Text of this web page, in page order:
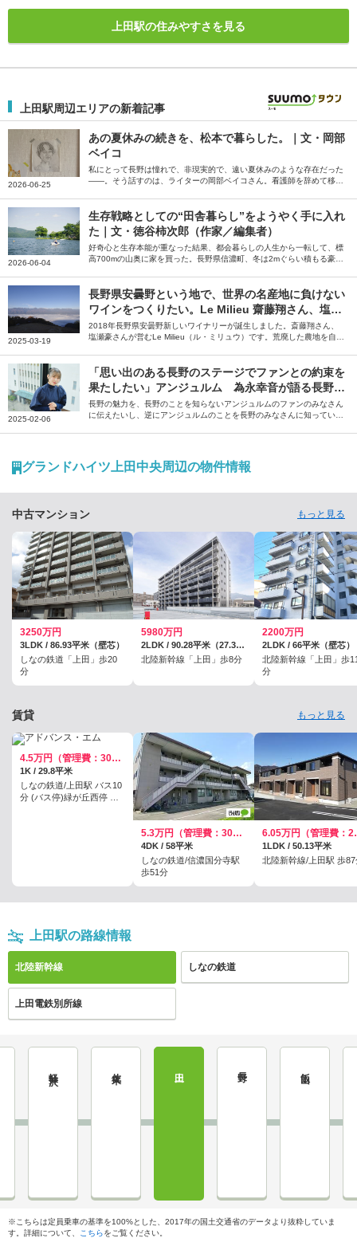
上田駅の住みやすさを見る
上田駅周辺エリアの新着記事
2026-06-25
あの夏休みの続きを、松本で暮らした。｜文・岡部
ベイコ
私にとって長野は憧れで、非現実的で、遠い夏休みのような存在だった
――。そう話すのは、ライターの岡部ベイコさん。看護師を辞めて移住
2026-06-04
生存戦略としての“田舎暮らし”をようやく手に入れ
た｜文・徳谷柿次郎（作家／編集者）
好奇心と生存本能が重なった結果、都会暮らしの人生から一転して、標
高700mの山奥に家を買った。長野県信濃町、冬は2mぐらい積もる豪雪
舎暮らしについて綴っていただきました。
2025-03-19
長野県安曇野という地で、世界の名産地に負けない
ワインをつくりたい。Le Milieu 齋藤翔さん、塩瀬
豪さん【ジモトグラフィー】
2018年長野県安曇野新しいワイナリーが誕生しました。斎藤翔さん、
塩瀬豪さんが営むLe Milieu（ル・ミリュウ）です。荒廃した農地を自分
理想の暮らしがかなう安曇野の魅力について、斎藤さん、塩瀬さんに伺
いました。
2025-02-06
「思い出のある長野のステージでファンとの約束を
果たしたい」アンジュルム 為永幸音が語る長野の
魅力
長野の魅力を、長野のことを知らないアンジュルムのファンのみなさん
に伝えたいし、逆にアンジュルムのことを長野のみなさんに知っていた
グランドハイツ上田中央周辺の物件情報
中古マンション もっと見る
3250万円
3LDK / 86.93平米（壁芯）
しなの鉄道「上田」歩20
分
5980万円
2LDK / 90.28平米（27.30坪）（壁芯）
北陸新幹線「上田」歩8分
2200万円
2LDK / 66平米（壁芯）
北陸新幹線「上田」歩
分
賃貸 もっと見る
4.5万円（管理費：3000円）
1K / 29.8平米
しなの鉄道/上田駅 バス10
分 (バス停)緑が丘西停 歩8
5.3万円（管理費：3000円）
4DK / 58平米
しなの鉄道/信濃国分寺駅
歩51分
6.05
1LDK / 50.13平米
北陸新幹線/上田駅 歩87
上田駅の路線情報
北陸新幹線 しなの鉄道
上田電鉄別所線
※こちらは定員乗車の基準を100%とした、2017年の国土交通省のデータより抜粋していま
す。詳細について、
こちらをご覧ください。